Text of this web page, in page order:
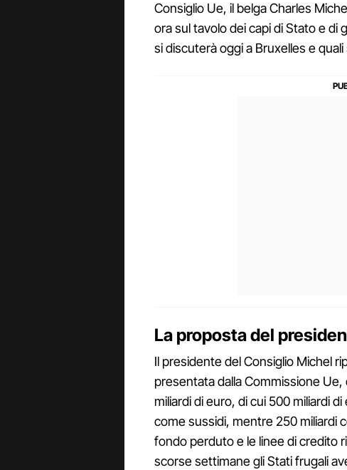
Consiglio Ue, il belga Charles
ora sul tavolo dei capi di Stato e di
si discuterà oggi a Bruxelles e
La proposta del
Il presidente del Consiglio Michel
presentata dalla Commissione Ue,
miliardi di euro, di cui 500 miliardi
come sussidi, mentre 250 miliardi
fondo perduto e le linee di credito
scorse settimane gli Stati frugali